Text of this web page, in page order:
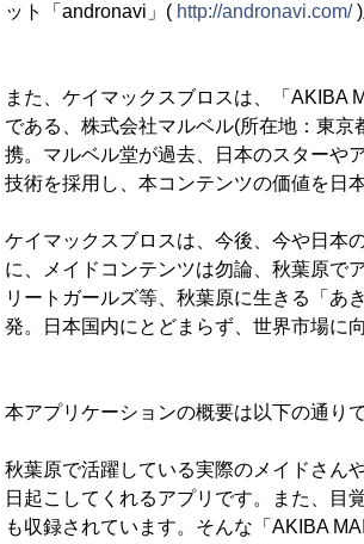
ット「andronavi」( http://andronavi.com/)
また、ケイマックスブロスは、「AKIBA
である、株式会社マルベル(所在地：東
携。マルベル堂が過去、日本のスターや
技術を採用し、本コンテンツの価値を日
ケイマックスブロスは、今後、今や日本
に、メイドコンテンツは勿論、秋葉原で
リートガールズ等、秋葉原に生きる「あ
発。日本国内にとどまらず、世界市場に
本アプリケーションの概要は以下の通りで
秋葉原で活躍している実際のメイドさん
日起こしてくれるアプリです。また、目
も収録されています。そんな「AKIBA